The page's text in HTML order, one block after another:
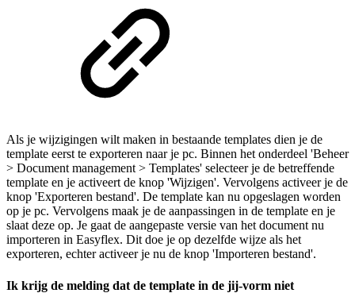
Als je wijzigingen wilt maken in bestaande templates dien je de
template eerst te exporteren naar je pc. Binnen het onderdeel 'Beheer
> Document management > Templates' selecteer je de betreffende
template en je activeert de knop 'Wijzigen'. Vervolgens activeer je de
knop 'Exporteren bestand'. De template kan nu opgeslagen worden
op je pc. Vervolgens maak je de aanpassingen in de template en je
slaat deze op. Je gaat de aangepaste versie van het document nu
importeren in Easyflex. Dit doe je op dezelfde wijze als het
exporteren, echter activeer je nu de knop 'Importeren bestand'.
Ik krijg de melding dat de template in de jij-vorm niet